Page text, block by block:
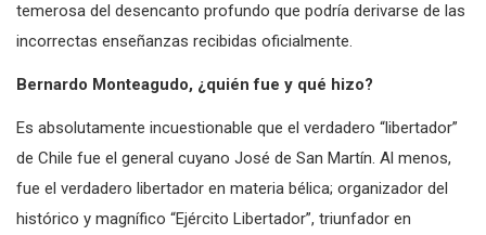
temerosa del desencanto profundo que podría derivarse de las
incorrectas enseñanzas recibidas oficialmente.
Bernardo Monteagudo, ¿quién fue y qué hizo?
Es absolutamente incuestionable que el verdadero “libertador”
de Chile fue el general cuyano José de San Martín. Al menos,
fue el verdadero libertador en materia bélica; organizador del
histórico y magnífico “Ejército Libertador”, triunfador en